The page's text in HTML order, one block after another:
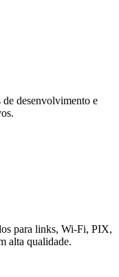
de desenvolvimento e
para links, Wi-Fi, PIX,
alta qualidade.